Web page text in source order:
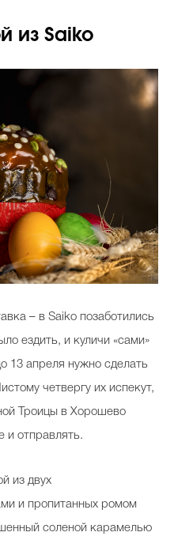
из Saiko
– в Saiko позаботились
ездить, и куличи «сами»
13 апреля нужно сделать
четвергу их испекут,
Троицы в Хорошево
и отправлять.
из двух
и пропитанных ромом
соленой карамелью